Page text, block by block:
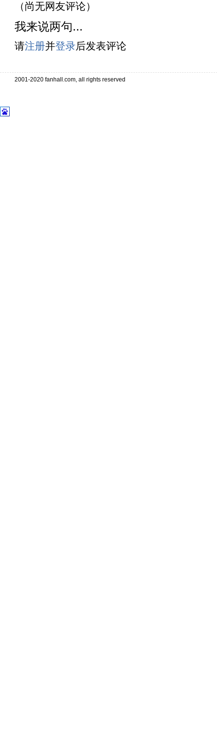
（尚无网友评论）
我来说两句...
请注册并登录后发表评论
2001-2020 fanhall.com, all rights reserved